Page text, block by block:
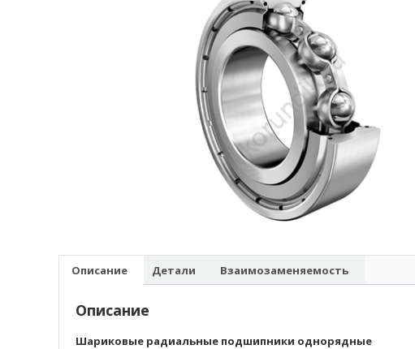
Описание Детали Взаимозаменяемость
Описание
Шариковые радиальные подшипники однорядные